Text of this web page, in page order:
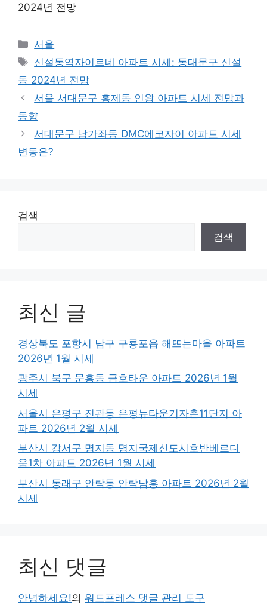
2024년 전망
Categories
서울
Tags
신설동역자이르네 아파트 시세: 동대문구 신설
동 2024년 전망
서울 서대문구 홍제동 인왕 아파트 시세 전망과
동향
서대문구 남가좌동 DMC에코자이 아파트 시세
변동은?
검색
검색
최신 글
경상북도 포항시 남구 구룡포읍 해뜨는마을 아파트
2026년 1월 시세
광주시 북구 문흥동 금호타운 아파트 2026년 1월
시세
서울시 은평구 진관동 은평뉴타운기자촌11단지 아
파트 2026년 2월 시세
부산시 강서구 명지동 명지국제신도시호반베르디
움1차 아파트 2026년 1월 시세
부산시 동래구 안락동 안락남흥 아파트 2026년 2월
시세
최신 댓글
안녕하세요!의 워드프레스 댓글 관리 도구